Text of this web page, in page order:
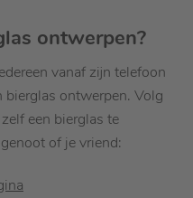
ontwerpen?
vanaf zijn telefoon
bierglas ontwerpen. Volg
een bierglas te
of je vriend: